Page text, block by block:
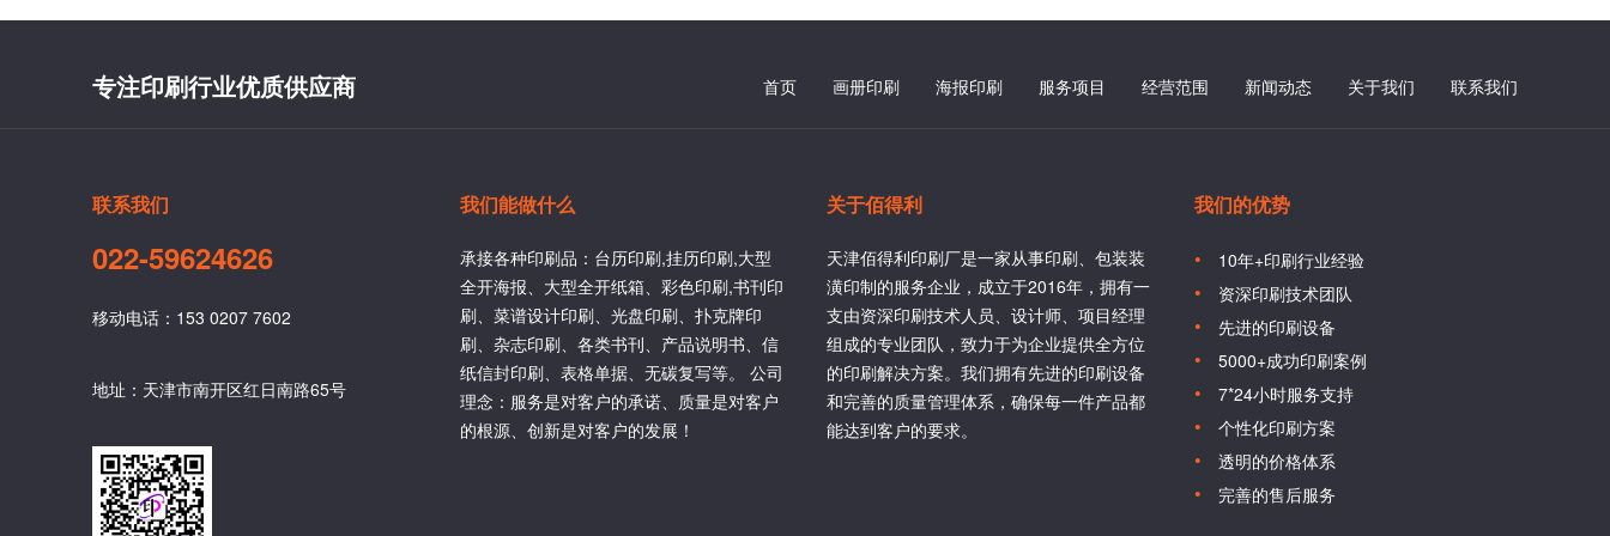
专注印刷行业优质供应商 首页 画册印刷 海报印刷 服务项目 经营范围 新闻动态 关于我们 联系我们
联系我们
022-59624626
移动电话：153 0207 7602
地址：天津市南开区红日南路65号
我们能做什么
承接各种印刷品：台历印刷,挂历印刷,大型
全开海报、大型全开纸箱、彩色印刷,书刊印
刷、菜谱设计印刷、光盘印刷、扑克牌印
刷、杂志印刷、各类书刊、产品说明书、信
纸信封印刷、表格单据、无碳复写等。 公司
理念：服务是对客户的承诺、质量是对客户
的根源、创新是对客户的发展！
关于佰得利
天津佰得利印刷厂是一家从事印刷、包装装
潢印制的服务企业，成立于2016年，拥有一
支由资深印刷技术人员、设计师、项目经理
组成的专业团队，致力于为企业提供全方位
的印刷解决方案。我们拥有先进的印刷设备
和完善的质量管理体系，确保每一件产品都
能达到客户的要求。
我们的优势
10年+印刷行业经验
资深印刷技术团队
先进的印刷设备
5000+成功印刷案例
7*24小时服务支持
个性化印刷方案
透明的价格体系
完善的售后服务